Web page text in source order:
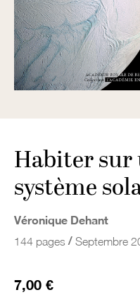
Habiter sur
système
Véronique Dehant
144 pages / Septembre
7,00 €